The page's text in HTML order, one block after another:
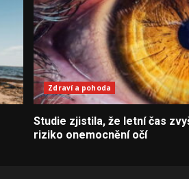
Zdraví a pohoda
Studie zjistila, že letní čas
riziko onemocnění očí